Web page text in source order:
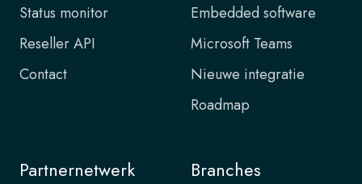
Status monitor
Reseller API
Contact
Embedded software
Microsoft Teams
Nieuwe integratie
Roadmap
Partnernetwerk Branches